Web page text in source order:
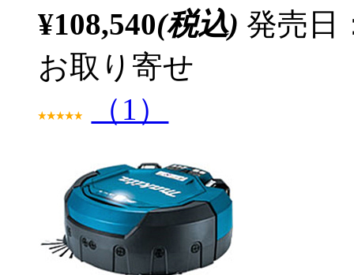
¥108,540(税込) 発売日
お取り寄せ
（1）